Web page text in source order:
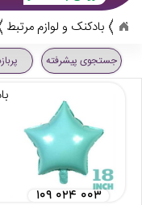
بادکنک و لوازم مرتبط
جستجوی پیشرفته
۱۰۹ ۰۲۴ ۰۰۳